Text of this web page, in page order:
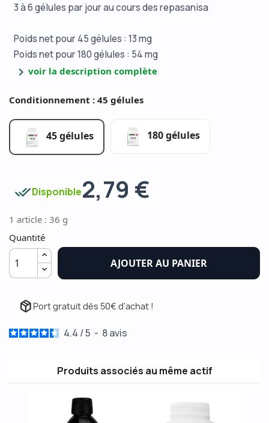
3 à 6 gélules par jour au cours des repasanisa
Poids net pour 45 gélules : 13 mg
Poids net pour 180 gélules : 54 mg
chevron_right voir la description complète
Conditionnement : 45 gélules
45 gélules 180 gélules
done_allDisponible2,79 €
1 article : 36 g
Quantité
AJOUTER AU PANIER
package_2 Port gratuit dès 50€ d'achat !
4.4 /5 - 8avis
Produits associés au même actif